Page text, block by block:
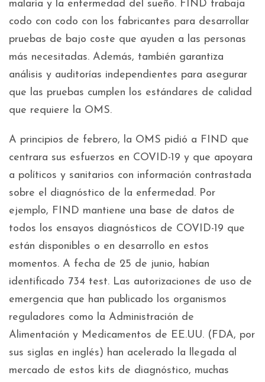
malaria y la enfermedad del sueño. FIND trabaja
codo con codo con los fabricantes para desarrollar
pruebas de bajo coste que ayuden a las personas
más necesitadas. Además, también garantiza
análisis y auditorías independientes para asegurar
que las pruebas cumplen los estándares de calidad
que requiere la OMS.
A principios de febrero, la OMS pidió a FIND que
centrara sus esfuerzos en COVID-19 y que apoyara
a políticos y sanitarios con información contrastada
sobre el diagnóstico de la enfermedad. Por
ejemplo, FIND mantiene una base de datos de
todos los ensayos diagnósticos de COVID-19 que
están disponibles o en desarrollo en estos
momentos. A fecha de 25 de junio, habían
identificado 734 test. Las autorizaciones de uso de
emergencia que han publicado los organismos
reguladores como la Administración de
Alimentación y Medicamentos de EE.UU. (FDA, por
sus siglas en inglés) han acelerado la llegada al
mercado de estos kits de diagnóstico, muchas